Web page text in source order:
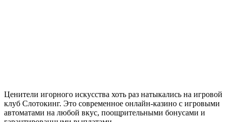
Ценители игорного искусства хоть раз натыкались на игровой
клуб Слотокинг. Это современное онлайн-казино с игровыми
автоматами на любой вкус, поощрительными бонусами и